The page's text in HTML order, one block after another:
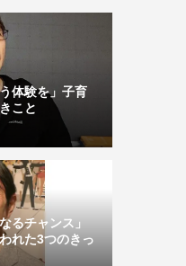
体験を」子育
こと
るチャンス」
れた3つのきっ